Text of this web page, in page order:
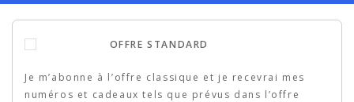
OFFRE STANDARD
Je m’abonne à l’offre classique et je recevrai mes
numéros et cadeaux tels que prévus dans l’offre